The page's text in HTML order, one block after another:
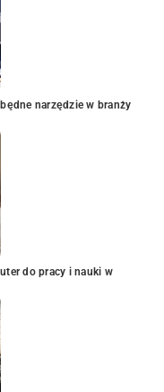
narzędzie w branży
do pracy i nauki w